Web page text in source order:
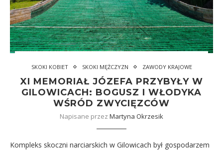
SKOKI KOBIET SKOKI MĘŻCZYZN ZAWODY KRAJOWE
XI MEMORIAŁ JÓZEFA PRZYBYŁY W
GILOWICACH: BOGUSZ I WŁODYKA
WŚRÓD ZWYCIĘZCÓW
Napisane przez Martyna Okrzesik
Kompleks skoczni narciarskich w Gilowicach był gospodarzem